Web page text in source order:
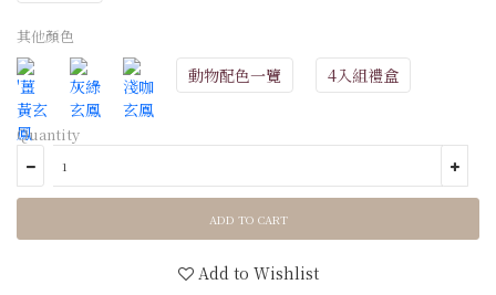
其他顏色
動物配色一覽 4入組禮盒
Quantity
ADD TO CART
Add to Wishlist